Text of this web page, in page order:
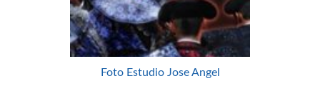
Foto Estudio Jose Angel